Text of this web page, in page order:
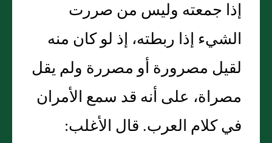
إذا جمعته وليس من صررت
الشيء إذا ربطته، إذ لو كان منه
لقيل مصرورة أو مصررة ولم يقل
مصراة، على أنه قد سمع الأمران
في كلام العرب. قال الأغلب: